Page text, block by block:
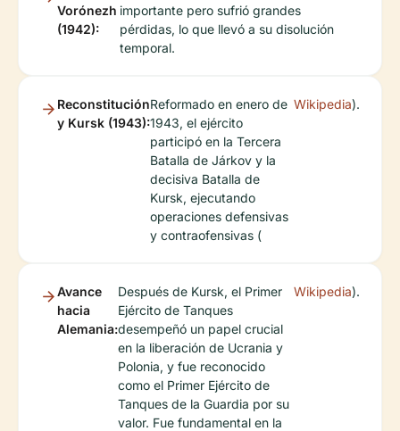
Vorónezh
(1942):
importante pero sufrió grandes
pérdidas, lo que llevó a su disolución
temporal.
Reconstitución
y Kursk (1943):
Reformado en enero de
1943, el ejército
participó en la Tercera
Batalla de Járkov y la
decisiva Batalla de
Kursk, ejecutando
operaciones defensivas
y contraofensivas (
Wikipedia).
Avance
hacia
Alemania:
Después de Kursk, el Primer
Ejército de Tanques
desempeñó un papel crucial
en la liberación de Ucrania y
Polonia, y fue reconocido
como el Primer Ejército de
Tanques de la Guardia por su
valor. Fue fundamental en la
Wikipedia).